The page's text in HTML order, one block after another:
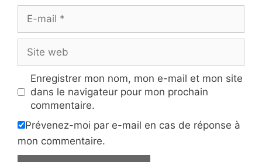
mail
web
Enregistrer mon nom, mon e-mail et mon site
dans le navigateur pour mon prochain
commentaire.
Prévenez-moi par e-mail en cas de réponse à
mon commentaire.